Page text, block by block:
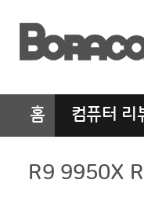
홈 컴퓨터 리
R9 9950X